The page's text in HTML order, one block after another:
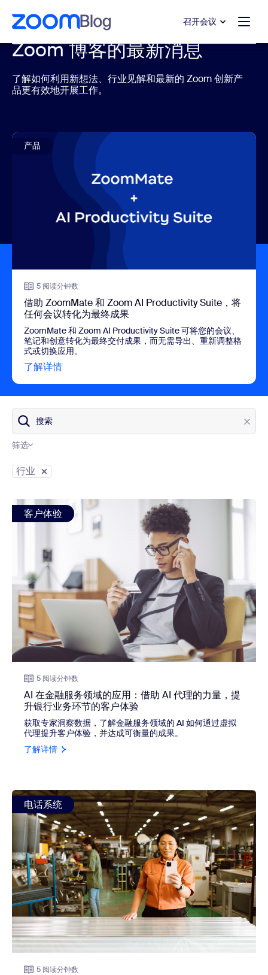
至主要内容
至帮助聊天 召开会议
Zoom 博客的最新消息
了解如何利用新想法、行业见解和最新的 Zoom 创新产
品更有效地开展工作。
产品
5 阅读分钟数
借助 ZoomMate 和 Zoom AI Productivity Suite，将
任何会议转化为最终成果
ZoomMate 和 Zoom AI Productivity Suite 可将您的会议、
笔记和创意转化为最终交付成果，而无需导出、重新调整格
式或切换应用。
了解详情
搜索
筛选
行业
view: AI 在金融服务领域的应用：借助 AI 代理的力量，提升
客户体验
5 阅读分钟数
AI 在金融服务领域的应用：借助 AI 代理的力量，提
升银行业务环节的客户体验
获取专家洞察数据，了解金融服务领域的 AI 如何通过虚拟
代理提升客户体验，并达成可衡量的成果。
了解详情
view: 一键通（PTT）：为什么这种对讲机替代方案是一线员
电话系统
5 阅读分钟数